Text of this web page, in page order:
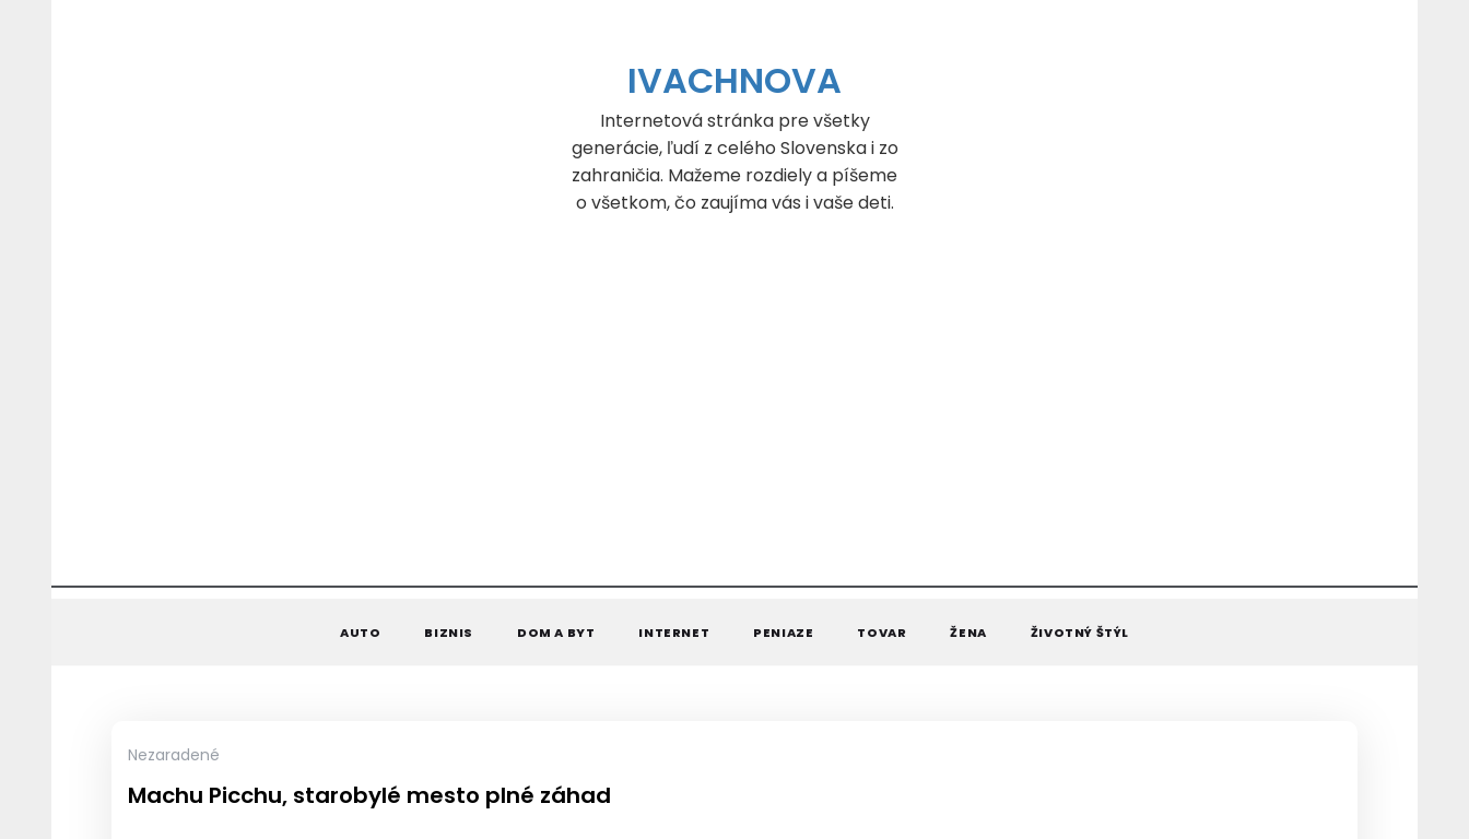
IVACHNOVA
Internetová stránka pre všetky
generácie, ľudí z celého Slovenska i zo
zahraničia. Mažeme rozdiely a píšeme
o všetkom, čo zaujíma vás i vaše deti.
AUTO BIZNIS DOM A BYT INTERNET PENIAZE TOVAR ŽENA ŽIVOTNÝ ŠTÝL
Nezaradené
Machu Picchu, starobylé mesto plné záhad